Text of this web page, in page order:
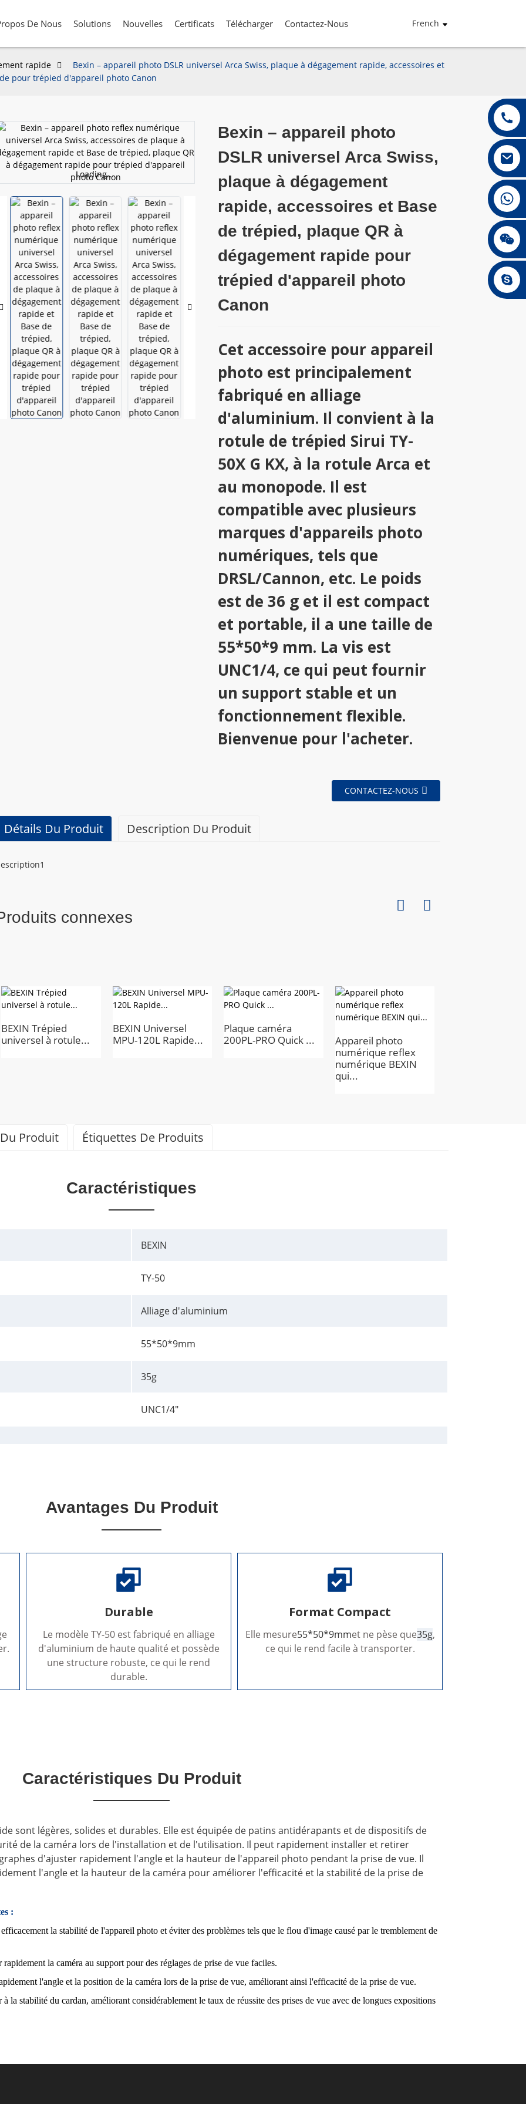
De Nous Solutions Nouvelles Certificats Télécharger Contactez-Nous French
+86 13432147367
rapide
Bexin – appareil photo DSLR universel Arca Swiss, plaque à dégagement rapide, accessoires et
pour trépied d'appareil photo Canon
Loading...
Loading... Loading...
Loading... Loading...
Loading...
Bexin – appareil photo
DSLR universel Arca Swiss,
plaque à dégagement
rapide, accessoires et Base
de trépied, plaque QR à
dégagement rapide pour
trépied d'appareil photo
Canon
Cet accessoire pour appareil
photo est principalement
fabriqué en alliage
d'aluminium. Il convient à la
rotule de trépied Sirui TY-
50X G KX, à la rotule Arca et
au monopode. Il est
compatible avec plusieurs
marques d'appareils photo
numériques, tels que
DRSL/Cannon, etc. Le poids
est de 36 g et il est compact
et portable, il a une taille de
55*50*9 mm. La vis est
UNC1/4, ce qui peut fournir
un support stable et un
fonctionnement flexible.
Bienvenue pour l'acheter.
CONTACTEZ-NOUS
Détails Du Produit Description Du Produit
connexes
BEXIN Trépied
universel à rotule...
BEXIN Universel
MPU-120L Rapide...
Plaque caméra
200PL-PRO Quick ...
Appareil photo
numérique reflex
numérique BEXIN
qui...
Produit Étiquettes De Produits
Caractéristiques
BEXIN
TY-50
Alliage d'aluminium
55*50*9mm
35g
UNC1/4"
Avantages Du Produit
Durable
Le modèle TY-50 est fabriqué en alliage
d'aluminium de haute qualité et possède
une structure robuste, ce qui le rend
durable.
Format Compact
Elle mesure55*50*9mmet ne pèse que35g,
ce qui le rend facile à transporter.
Caractéristiques Du Produit
sont légères, solides et durables. Elle est équipée de patins antidérapants et de dispositifs de
de la caméra lors de l'installation et de l'utilisation. Il peut rapidement installer et retirer
d'ajuster rapidement l'angle et la hauteur de l'appareil photo pendant la prise de vue. Il
l'angle et la hauteur de la caméra pour améliorer l'efficacité et la stabilité de la prise de
:
la stabilité de l'appareil photo et éviter des problèmes tels que le flou d'image causé par le tremblement de
la caméra au support pour des réglages de prise de vue faciles.
l'angle et la position de la caméra lors de la prise de vue, améliorant ainsi l'efficacité de la prise de vue.
la stabilité du cardan, améliorant considérablement le taux de réussite des prises de vue avec de longues expositions